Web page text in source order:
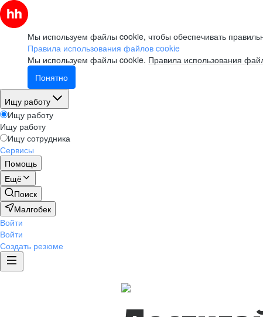
Мы используем файлы cookie, чтобы обеспечивать
Правила использования файлов cookie
Мы используем файлы cookie. Правила использования
Понятно
Ищу работу
Ищу работу
Ищу работу
Ищу сотрудника
Сервисы
Помощь
Ещё
Поиск
Малгобек
Войти
Войти
Создать резюме